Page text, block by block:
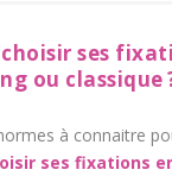
ses
ou classique
à connaitre
ses fixations